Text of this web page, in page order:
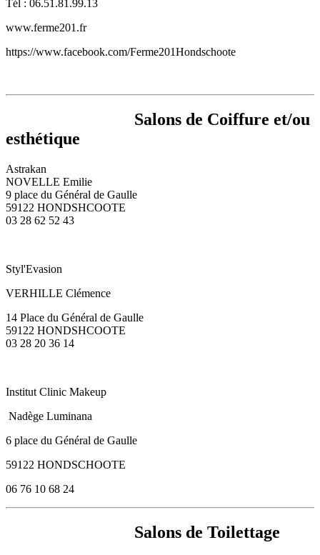
Tél : 06.51.81.99.13
www.ferme201.fr
https://www.facebook.com/Ferme201Hondschoote
Salons de Coiffure et/ou
esthétique
Astrakan
NOVELLE Emilie
9 place du Général de Gaulle
59122 HONDSHCOOTE
03 28 62 52 43
Styl'Evasion
VERHILLE Clémence
14 Place du Général de Gaulle
59122 HONDSHCOOTE
03 28 20 36 14
Institut Clinic Makeup
Nadège Luminana
6 place du Général de Gaulle
59122 HONDSCHOOTE
06 76 10 68 24
Salons de Toilettage